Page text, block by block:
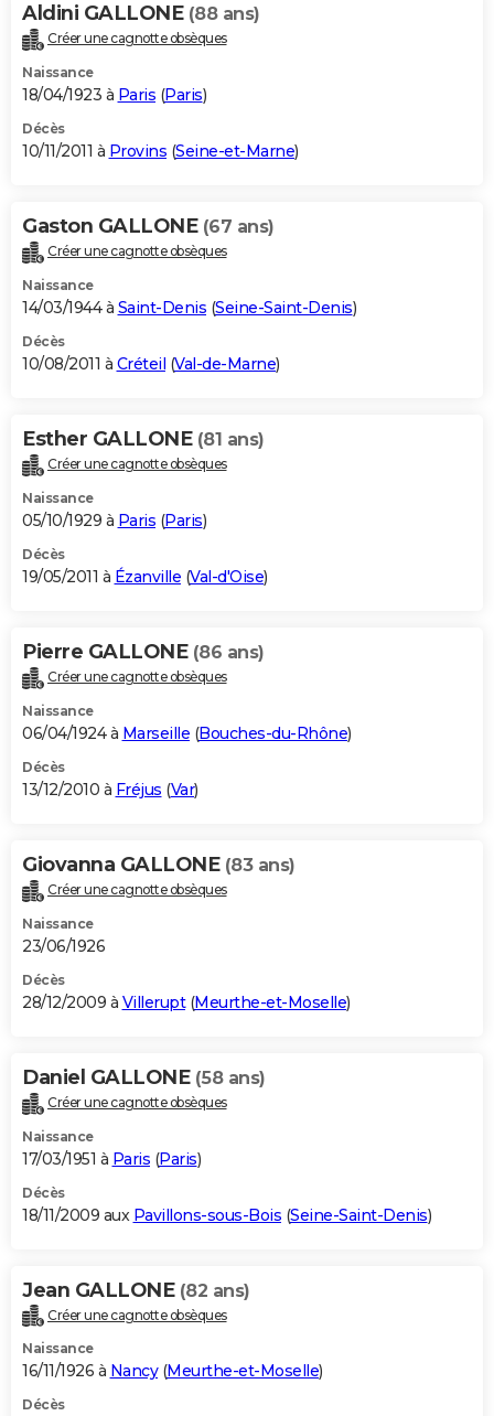
Aldini GALLONE (88 ans)
Créer une cagnotte obsèques
Naissance
18/04/1923 à Paris (Paris)
Décès
10/11/2011 à Provins (Seine-et-Marne)
Gaston GALLONE (67 ans)
Créer une cagnotte obsèques
Naissance
14/03/1944 à Saint-Denis (Seine-Saint-Denis)
Décès
10/08/2011 à Créteil (Val-de-Marne)
Esther GALLONE (81 ans)
Créer une cagnotte obsèques
Naissance
05/10/1929 à Paris (Paris)
Décès
19/05/2011 à Ézanville (Val-d'Oise)
Pierre GALLONE (86 ans)
Créer une cagnotte obsèques
Naissance
06/04/1924 à Marseille (Bouches-du-Rhône)
Décès
13/12/2010 à Fréjus (Var)
Giovanna GALLONE (83 ans)
Créer une cagnotte obsèques
Naissance
23/06/1926
Décès
28/12/2009 à Villerupt(Meurthe-et-Moselle)
Daniel GALLONE (58 ans)
Créer une cagnotte obsèques
Naissance
17/03/1951 à Paris (Paris)
Décès
18/11/2009 aux Pavillons-sous-Bois (Seine-Saint-Denis)
Jean GALLONE (82 ans)
Créer une cagnotte obsèques
Naissance
16/11/1926 à Nancy(Meurthe-et-Moselle)
Décès